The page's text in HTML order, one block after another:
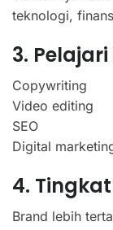
teknologi,
3.
Copywriting
Video editing
SEO
Digital
4.
Brand lebih